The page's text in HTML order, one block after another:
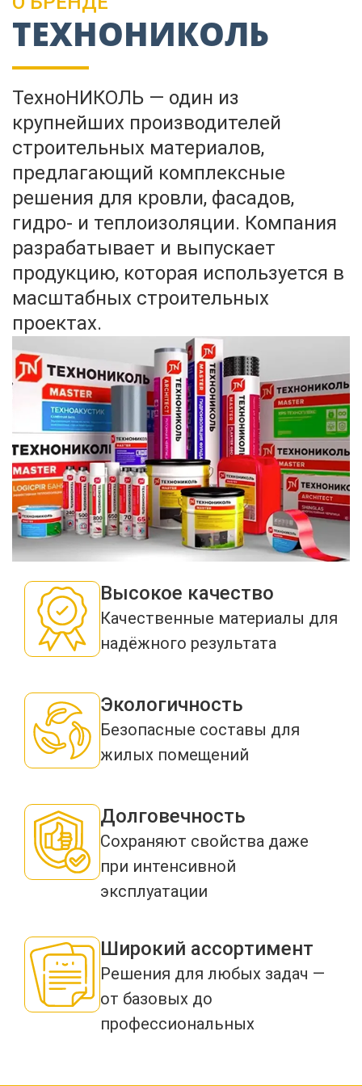
Пиломатериалы
Декор
Изоляция
Инструменты
Продукция из
дерева
Строительство
ТЕХНОНИКОЛЬ
ТехноНИКОЛЬ — один из
крупнейших производителей
строительных материалов,
предлагающий комплексные
решения для кровли, фасадов,
гидро- и теплоизоляции. Компания
разрабатывает и выпускает
продукцию, которая используется в
масштабных строительных
проектах.
Высокое качество
Качественные материалы для
надёжного результата
Экологичность
Безопасные составы для
жилых помещений
Долговечность
Сохраняют свойства даже
при интенсивной
эксплуатации
Широкий ассортимент
Решения для любых задач —
от базовых до
профессиональных